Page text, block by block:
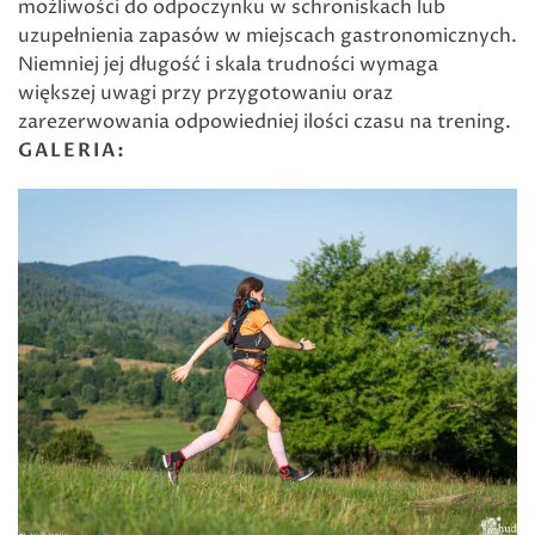
możliwości do odpoczynku w schroniskach lub
uzupełnienia zapasów w miejscach gastronomicznych.
Niemniej jej długość i skala trudności wymaga
większej uwagi przy przygotowaniu oraz
zarezerwowania odpowiedniej ilości czasu na trening.
GALERIA: